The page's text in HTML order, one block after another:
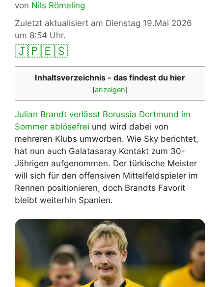
von Nils Römeling
Zuletzt aktualisiert am Dienstag 19.Mai 2026
um 8:54 Uhr.
🇯🇵🇪🇸
Inhaltsverzeichnis - das findest du hier
[anzeigen]
Julian Brandt verlässt Borussia Dortmund im
Sommer ablösefrei und wird dabei von
mehreren Klubs umworben. Wie Sky berichtet,
hat nun auch Galatasaray Kontakt zum 30-
Jährigen aufgenommen. Der türkische Meister
will sich für den offensiven Mittelfeldspieler im
Rennen positionieren, doch Brandts Favorit
bleibt weiterhin Spanien.